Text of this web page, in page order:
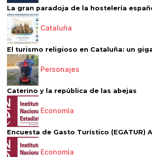
La gran paradoja de la hostelería
Cataluña
El turismo religioso en Cataluña: un
Personajes
Caterino y la república de las abejas
Economía
Encuesta de Gasto Turístico (EGATUR)
Economía